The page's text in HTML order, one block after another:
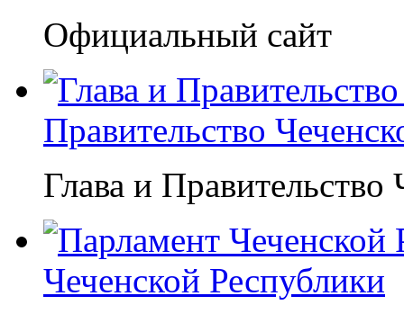
Официальный сайт
Правительство
Глава и
Чеченской Республики